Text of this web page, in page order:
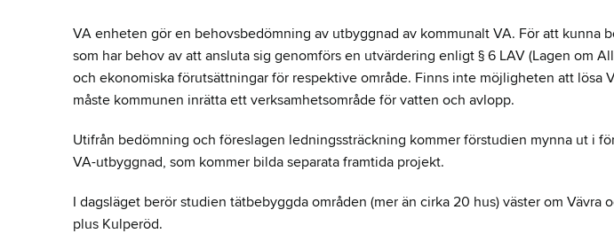
VA enheten gör en behovsbedömning av utbyggnad av kommunalt VA. För att kunna
som har behov av att ansluta sig genomförs en utvärdering enligt § 6 LAV (Lagen om
och ekonomiska förutsättningar för respektive område. Finns inte möjligheten att lösa
måste kommunen inrätta ett verksamhetsområde för vatten och avlopp.
Utifrån bedömning och föreslagen ledningssträckning kommer förstudien mynna ut i
VA-utbyggnad, som kommer bilda separata framtida projekt.
I dagsläget berör studien tätbebyggda områden (mer än cirka 20 hus) väster om Vävra
plus Kulperöd.